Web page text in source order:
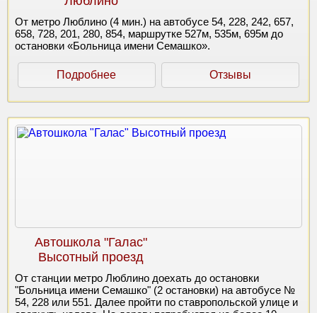
От метро Люблино (4 мин.) на автобусе 54, 228, 242, 657,
658, 728, 201, 280, 854, маршрутке 527м, 535м, 695м до
остановки «Больница имени Семашко».
Подробнее Отзывы
Автошкола "Галас"
Высотный проезд
От станции метро Люблино доехать до остановки
"Больница имени Семашко" (2 остановки) на автобусе №
54, 228 или 551. Далее пройти по ставропольской улице и